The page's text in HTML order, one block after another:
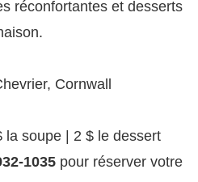
réconfortantes et desserts
Cornwall
soupe | 2 $ le dessert
1035pour réserver votre